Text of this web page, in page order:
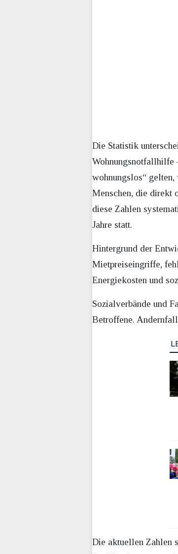
Die Statistik
Wohnungsnotfallhilfe
wohnungslos“
Menschen, die direkt
diese Zahlen
Jahre statt.
Hintergrund der
Mietpreiseingriffe,
Energiekosten und
Sozialverbände und
Betroffene.
Die aktuellen Zahlen